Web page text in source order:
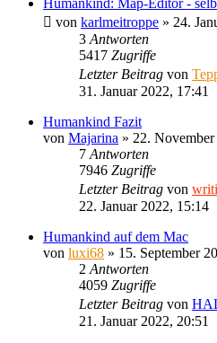
Humankind: Map-Editor -
von karlmeitroppe » 24.
3 Antworten
5417 Zugriffe
Letzter Beitrag von
31. Januar 2022, 17:41
Humankind Fazit
von Majarina » 22. November
7 Antworten
7946 Zugriffe
Letzter Beitrag von
22. Januar 2022, 15:14
Humankind auf dem Mac
von luxi68 » 15. September
2 Antworten
4059 Zugriffe
Letzter Beitrag von
21. Januar 2022, 20:51